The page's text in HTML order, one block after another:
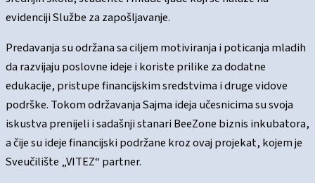
evidenciji Službe za zapošljavanje.
Predavanja su održana sa ciljem motiviranja i poticanja mladih
da razvijaju poslovne ideje i koriste prilike za dodatne
edukacije, pristupe financijskim sredstvima i druge vidove
podrške. Tokom održavanja Sajma ideja učesnicima su svoja
iskustva prenijeli i sadašnji stanari BeeZone biznis inkubatora,
a čije su ideje financijski podržane kroz ovaj projekat, kojem je
Sveučilište „VITEZ“ partner.